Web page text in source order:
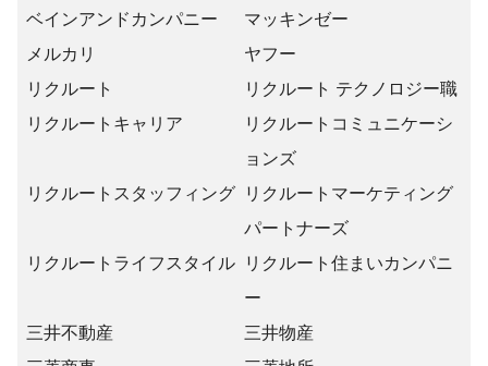
ベインアンドカンパニー
マッキンゼー
メルカリ
ヤフー
リクルート
リクルート テクノロジー職
リクルートキャリア
リクルートコミュニケーシ
ョンズ
リクルートスタッフィング
リクルートマーケティング
パートナーズ
リクルートライフスタイル
リクルート住まいカンパニ
ー
三井不動産
三井物産